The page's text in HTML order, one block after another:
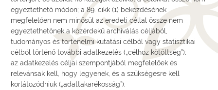
egyeztethető módon; a 89. cikk (1) bekezdésének
megfelelően nem minősül az eredeti céllal össze nem
egyeztethetőnek a közérdekű archiválás céljából,
tudományos és történelmi kutatási célból vagy statisztikai
célból történő további adatkezelés („célhoz kötöttség”);
az adatkezelés céljai szempontjából megfelelőek és
relevánsak kell, hogy legyenek, és a szükségesre kell
korlátozódniuk („adattakarékosság”);